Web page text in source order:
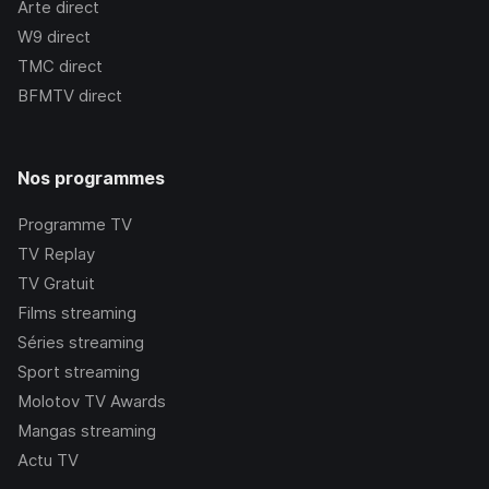
Arte direct
W9 direct
TMC direct
BFMTV direct
Nos programmes
Programme TV
TV Replay
TV Gratuit
Films streaming
Séries streaming
Sport streaming
Molotov TV Awards
Mangas streaming
Actu TV